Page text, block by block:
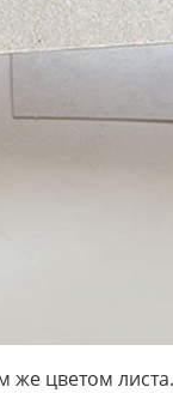
же цветом листа.